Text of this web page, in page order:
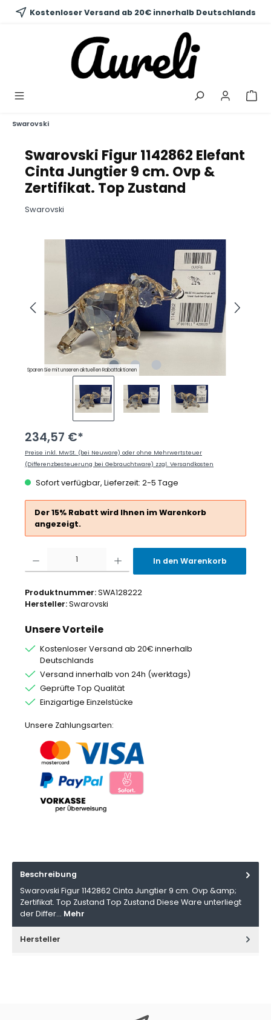
springen
Kostenloser Versand ab 20€ innerhalb Deutschlands
Swarovski
Swarovski Figur 1142862 Elefant
Cinta Jungtier 9 cm. Ovp &
Zertifikat. Top Zustand
Swarovski
Bildergalerie überspringen
Sparen Sie mit unseren aktuellen Rabattaktionen
234,57 €*
Preise inkl. MwSt. (bei Neuware) oder ohne Mehrwertsteuer
(Differenzbesteuerung bei Gebrauchtware) zzgl. Versandkosten
Sofort verfügbar, Lieferzeit: 2-5 Tage
Der 15% Rabatt wird Ihnen im Warenkorb
angezeigt.
Produkt Anzahl: Gib den gewünschten Wert ein oder benutze die Schaltflächen
In den Warenkorb
Produktnummer:SWA128222
Hersteller:Swarovski
Unsere Vorteile
Kostenloser Versand ab 20€ innerhalb
Deutschlands
Versand innerhalb von 24h (werktags)
Geprüfte Top Qualität
Einzigartige Einzelstücke
Unsere Zahlungsarten:
Beschreibung
Swarovski Figur 1142862 Cinta Jungtier 9 cm. Ovp &amp;
Zertifikat. Top Zustand Top Zustand Diese Ware unterliegt
der Differ… Mehr
Hersteller